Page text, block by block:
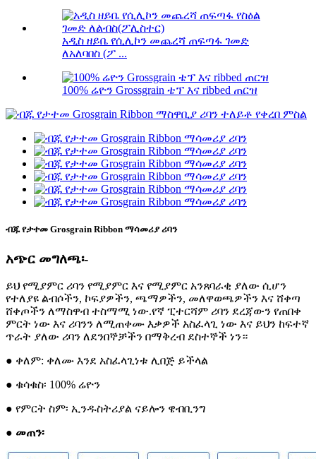
አዲስ ዘይቤ የሲሊኮን መጨረሻ ጠፍጣፋ ገመድ
ለአለባበስ (ፖ ...
100% ሬዮን Grossgrain ቴፕ እና ribbed ጠርዝ
ብጁ የታተመ Grosgrain Ribbon ማሳመሪያ ሪባን
አጭር መግለጫ፡-
ይህ የሚያምር ሪባን የሚያምር እና የሚያምር አንጸባራቂ ያለው ሲሆን
የተለያዩ ልብሶችን, ኮፍያዎችን, ጫማዎችን, መለዋወጫዎችን እና ሸቀጣ
ሸቀጦችን ለማስዋብ ተስማሚ ነው.የኛ ፒተርሻም ሪባን ደረጃውን የጠበቀ
ምርት ነው እና ሪባንን ለሚጠቀሙ እቃዎች አስፈላጊ ነው እና ይህን ከፍተኛ
ጥራት ያለው ሪባን ለደንበኞቻችን በማቅረብ ደስተኞች ነን።
● ቀለም: ቀለሙ እንደ አስፈላጊነቱ ሊበጅ ይችላል
● ቁሳቁስ፡ 100% ሬዮን
● የምርት ስም፡ ኢንዱስትሪያል ናይሎን ዌብቢንግ
● መጠን፡